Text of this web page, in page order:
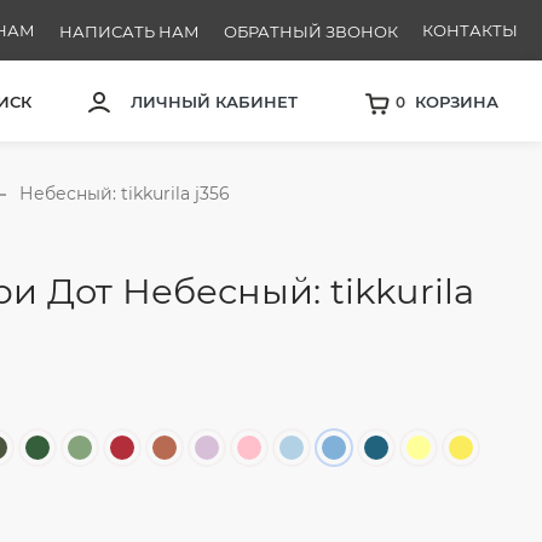
НАПИСАТЬ НАМ ОБРАТНЫЙ ЗВОНОК КОНТАКТЫ
ЛИЧНЫЙ КАБИНЕТ 0 КОРЗИНА
Небесный: tikkurila j356
Дот Небесный: tikkurila